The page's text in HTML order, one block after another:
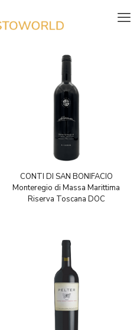
CONTI DI SAN BONIFACIO
Monteregio di Massa Marittima
Riserva Toscana DOC